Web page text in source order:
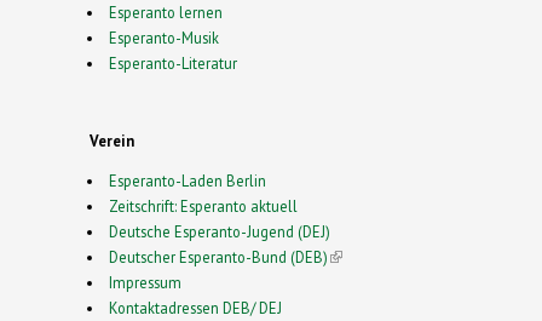
Esperanto lernen
Esperanto-Musik
Esperanto-Literatur
Verein
Esperanto-Laden Berlin
Zeitschrift: Esperanto aktuell
Deutsche Esperanto-Jugend (DEJ)
Deutscher Esperanto-Bund (DEB)(link is external)
Impressum
Kontaktadressen DEB/ DEJ